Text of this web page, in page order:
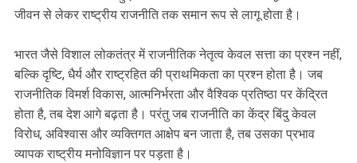
जीवन से लेकर राष्ट्रीय राजनीति तक समान रूप से लागू होता है।
भारत जैसे विशाल लोकतंत्र में राजनीतिक नेतृत्व केवल सत्ता का प्रश्न नहीं,
बल्कि दृष्टि, धैर्य और राष्ट्रहित की प्राथमिकता का प्रश्न होता है। जब
राजनीतिक विमर्श विकास, आत्मनिर्भरता और वैश्विक प्रतिष्ठा पर केंद्रित
होता है, तब देश आगे बढ़ता है। परंतु जब राजनीति का केंद्र बिंदु केवल
विरोध, अविश्वास और व्यक्तिगत आक्षेप बन जाता है, तब उसका प्रभाव
व्यापक राष्ट्रीय मनोविज्ञान पर पड़ता है।